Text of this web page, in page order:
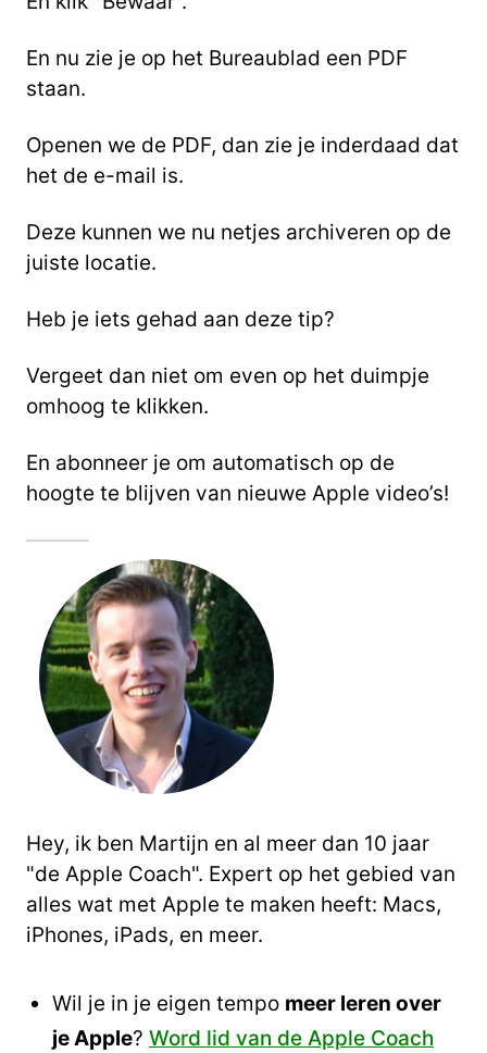
En nu zie je op het Bureaublad een PDF
staan.
Openen we de PDF, dan zie je inderdaad dat
het de e-mail is.
Deze kunnen we nu netjes archiveren op de
juiste locatie.
Heb je iets gehad aan deze tip?
Vergeet dan niet om even op het duimpje
omhoog te klikken.
En abonneer je om automatisch op de
hoogte te blijven van nieuwe Apple video’s!
Hey, ik ben Martijn en al meer dan 10 jaar
"de Apple Coach". Expert op het gebied van
alles wat met Apple te maken heeft: Macs,
iPhones, iPads, en meer.
Wil je in je eigen tempo meer leren over
je Apple? Word lid van de Apple Coach